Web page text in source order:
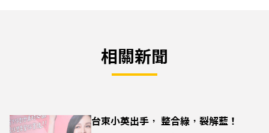
相關新聞
台東小英出手， 整合綠，裂解藍！